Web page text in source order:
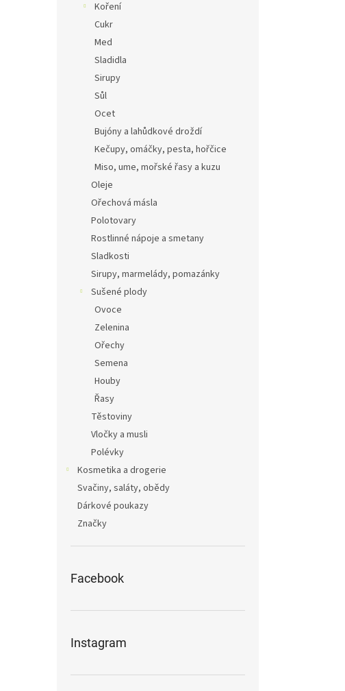
Koření
Cukr
Med
Sladidla
Sirupy
Sůl
Ocet
Bujóny a lahůdkové droždí
Kečupy, omáčky, pesta, hořčice
Miso, ume, mořské řasy a kuzu
Oleje
Ořechová másla
Polotovary
Rostlinné nápoje a smetany
Sladkosti
Sirupy, marmelády, pomazánky
Sušené plody
Ovoce
Zelenina
Ořechy
Semena
Houby
Řasy
Těstoviny
Vločky a musli
Polévky
Kosmetika a drogerie
Svačiny, saláty, obědy
Dárkové poukazy
Značky
Facebook
Instagram